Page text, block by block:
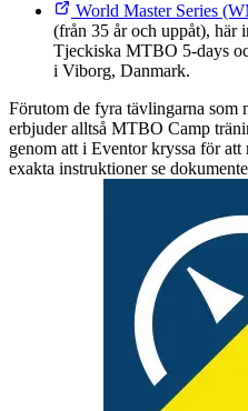
World Master Series
(från 35 år och uppåt), här
Tjeckiska MTBO 5-days
i Viborg, Danmark.
Förutom de fyra tävlingarna som
erbjuder alltså MTBO Camp
genom att i Eventor kryssa för
exakta instruktioner se